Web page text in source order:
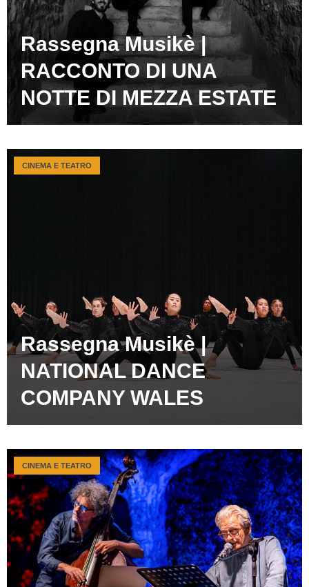
Rassegna Musikè |
RACCONTO DI UNA
NOTTE DI MEZZA ESTATE
Rassegna Musikè |
NATIONAL DANCE
COMPANY WALES
CINEMA E TEATRO
CINEMA E TEATRO